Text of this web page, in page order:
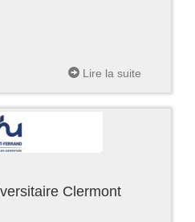
Lire la suite
Clermont